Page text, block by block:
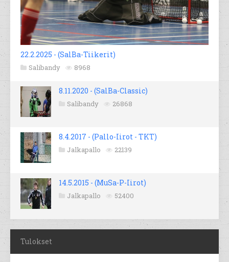
22.2.2025 - (SalBa-Tiikerit)
Salibandy 8968
8.11.2020 - (SalBa-Classic)
Salibandy 26868
8.4.2017 - (Pallo-Iirot - TKT)
Jalkapallo 22139
14.5.2015 - (MuSa-P-Iirot)
Jalkapallo 52400
Tulokset